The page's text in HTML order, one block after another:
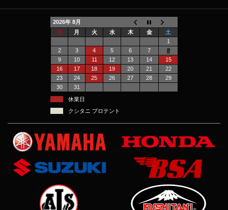
2026年 8月
日
月 火 水 木 金
土
1
2
3 4 5 6 7
8
9
10 11 12 13 14
15
16
17 18 19 20 21
22
23
24 25 26 27 28
29
30
31
休業日
クシタニ プロテント